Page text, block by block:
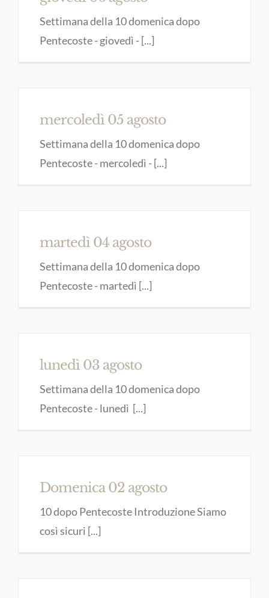
Settimana della 10 domenica dopo
Pentecoste - giovedì - [...]
mercoledì 05 agosto
Settimana della 10 domenica dopo
Pentecoste - mercoledì - [...]
martedì 04 agosto
Settimana della 10 domenica dopo
Pentecoste - martedì [...]
lunedì 03 agosto
Settimana della 10 domenica dopo
Pentecoste - lunedì [...]
Domenica 02 agosto
10 dopo Pentecoste Introduzione Siamo
così sicuri [...]